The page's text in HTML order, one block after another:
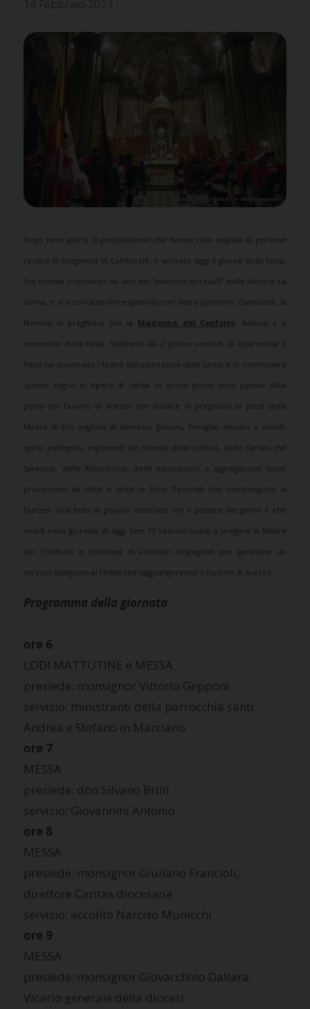
Dopo nove giorni di preparazione che hanno visto migliaia di persone
recarsi in preghiera in Cattedrale, è arrivato oggi il giorno della festa.
Era iniziata inspirando da uno dei “polmoni spirituali” della diocesi, La
Verna, e si è conclusa ieri espirando con l’altro polmone, Camaldoli, la
Novena di preghiera per la Madonna del Conforto . Adesso è il
momento della festa. Sebbene sia il primo venerdì di Quaresima il
Papa ha dispensato i fedeli dall’astensione dalla carne e di commutare
questo segno in opere di carità. In questi giorni sono passati dalla
porta del Duomo di Arezzo per sostare in preghiera ai piedi della
Madre di Dio migliaia di bambini, giovani, famiglie, anziani e malati,
sposi, pellegrini, esponenti del mondo della cultura, delle Caritas, del
Saracino, delle Misericordi, delle associazioni e aggregazioni laicali
provenienti da tutte e sette le Zone Pastorali che compongono la
Diocesi. Una festa di popolo cresciuta con il passare dei giorni e che
vedrà nella giornata di oggi ben 13 vescovi riuniti a pregare la Madre
del Conforto e centinaia di volontari impegnati per garantire un
servizio adeguato ai fedeli che raggiungeranno il Duomo di Arezzo.
Programma della giornata
ore 6
LODI MATTUTINE e MESSA
presiede: monsignor Vittorio Gepponi
servizio: ministranti della parrocchia santi
Andrea e Stefano in Marciano
ore 7
MESSA
presiede: don Silvano Brilli
servizio: Giovannini Antonio
ore 8
MESSA
presiede: monsignor Giuliano Francioli,
direttore Caritas diocesana
servizio: accolito Narciso Municchi
ore 9
MESSA
presiede: monsignor Giovacchino Dallara,
Vicario generale della diocesi